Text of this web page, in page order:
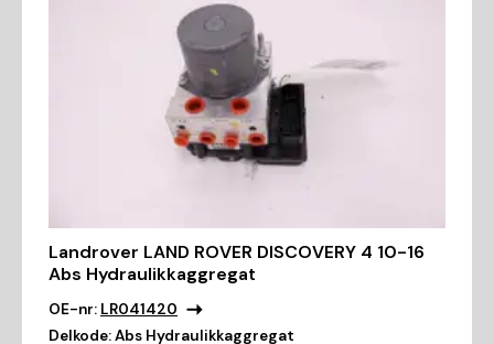
Landrover LAND ROVER DISCOVERY 4 10-16
Abs Hydraulikkaggregat
OE-nr: LR041420
Delkode:Abs Hydraulikkaggregat